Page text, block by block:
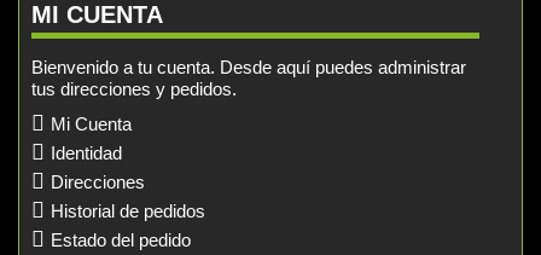
MI CUENTA
Bienvenido a tu cuenta. Desde aquí puedes administrar
tus direcciones y pedidos.
Mi Cuenta
Identidad
Direcciones
Historial de pedidos
Estado del pedido